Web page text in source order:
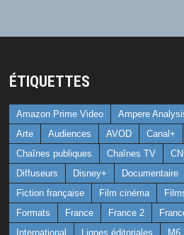
ÉTIQUETTES
Amazon Prime Video Ampere
Arte
Audiences AVOD Canal+
Chaînes publiques
Chaînes TV
Diffuseurs
Disney+ Documentaire
Fiction française
Film cinéma
Formats
France France 2
International
Lignes éditoriales M6